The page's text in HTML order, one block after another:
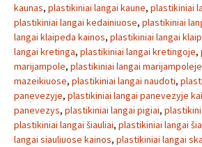
kaunas, plastikiniai langai kaune, plastikiniai
plastikiniai langai kedainiuose, plastikiniai
langai klaipeda kainos, plastikiniai langai
langai kretinga, plastikiniai langai kretingoje,
marijampole, plastikiniai langai marijampoleje
mazeikiuose, plastikiniai langai naudoti,
panevezyje, plastikiniai langai panevezyje
panevezys, plastikiniai langai pigiai,
plastikiniai langai šiauliai, plastikiniai langai
langai siauliuose kainos, plastikiniai langai